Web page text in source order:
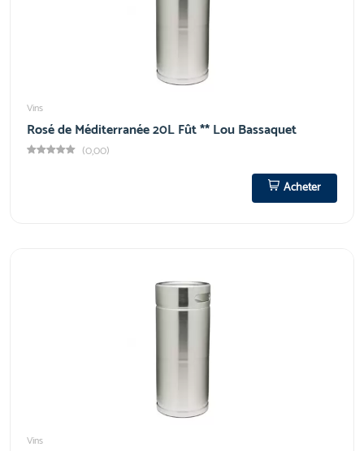
Vins
Rosé de Méditerranée 20L Fût ** Lou Bassaquet
(0,00)
Acheter
Vins